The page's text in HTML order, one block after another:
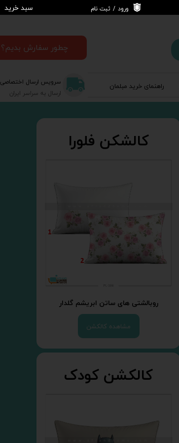
سرویس ارسال اختصاصی
ارسال به سراسر ایران
سبد خرید ورود / ثبت نام
خروج از حسابراهنمای خرید مبلمان
چطور سفارش بدیم؟
کالشکن فلورا
روبالشتی های ساتن ابریشم گلدار
مشاهده کالکشن
کالکشن کودک